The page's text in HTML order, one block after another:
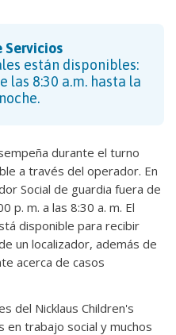
Servicios
están disponibles:
las 8:30 a.m. hasta la
durante el turno
a través del operador. En
Social de guardia fuera de
p. m. a las 8:30 a. m. El
disponible para recibir
un localizador, además de
acerca de casos
del Nicklaus Children's
en trabajo social y muchos